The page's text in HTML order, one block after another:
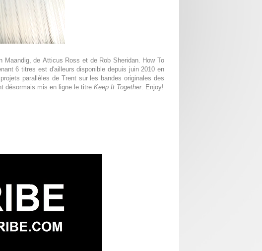
de Atticus Ross et de Rob Sheridan. How To
6 titres est d'ailleurs disponible depuis juin 2010 en
parallèles de Trent sur les bandes originales des
désormais mis en ligne le titre Keep It Together. Enjoy!